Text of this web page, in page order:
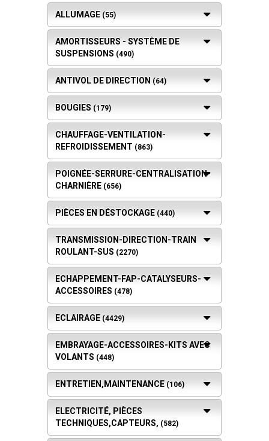
ALLUMAGE (55)
AMORTISSEURS - SYSTÈME DE
SUSPENSIONS (490)
ANTIVOL DE DIRECTION (64)
BOUGIES (179)
CHAUFFAGE-VENTILATION-
REFROIDISSEMENT (863)
POIGNÉE-SERRURE-CENTRALISATION-
CHARNIÈRE (656)
PIÈCES EN DÉSTOCKAGE (440)
TRANSMISSION-DIRECTION-TRAIN
ROULANT-SUS (2270)
ECHAPPEMENT-FAP-CATALYSEURS-
ACCESSOIRES (478)
ECLAIRAGE (4429)
EMBRAYAGE-ACCESSOIRES-KITS AVEC
VOLANTS (448)
ENTRETIEN,MAINTENANCE (106)
ELECTRICITÉ, PIÈCES
TECHNIQUES,CAPTEURS, (582)